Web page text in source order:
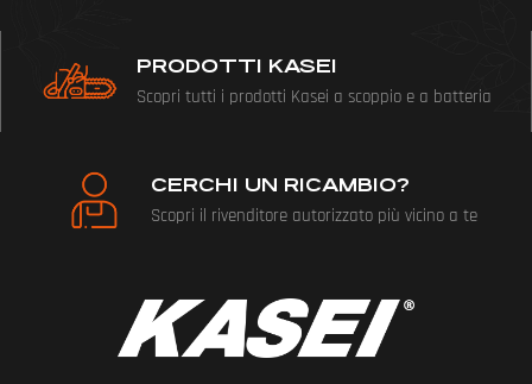
PRODOTTI KASEI
Scopri tutti i prodotti Kasei a scoppio e a batteria
CERCHI UN RICAMBIO?
Scopri il rivenditore autorizzato più vicino a te